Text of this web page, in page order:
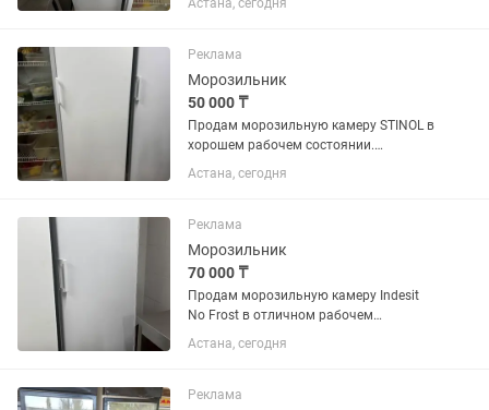
отлично морозит, работает без
наличии. Подходит для дома,
магазина, кафе или...
Астана, сегодня
Реклама
Морозильник
50 000 ₸
Продам морозильную камеру STINOL в
хорошем рабочем состоянии.
Полностью исправна, отлично
морозит, работает тихо. Все полки и
дома, магазина или дачи.
Производитель:...
Астана, сегодня
Реклама
Морозильник
70 000 ₸
Продам морозильную камеру Indesit
No Frost в отличном рабочем
состоянии. Полностью исправна,
хорошо морозит, работает тихо.
требуется. Чистая, без посторонних...
Астана, сегодня
Реклама